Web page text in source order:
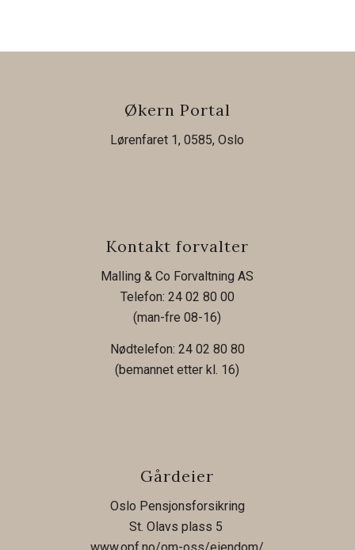
Økern Portal
Lørenfaret 1, 0585, Oslo
Kontakt forvalter
Malling & Co Forvaltning AS
Telefon: 24 02 80 00
(man-fre 08-16)
Nødtelefon: 24 02 80 80
(bemannet etter kl. 16)
Gårdeier
Oslo Pensjonsforsikring
St. Olavs plass 5